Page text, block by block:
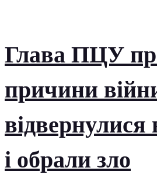
Глава ПЦУ
причини
відвернулися
і обрали зло